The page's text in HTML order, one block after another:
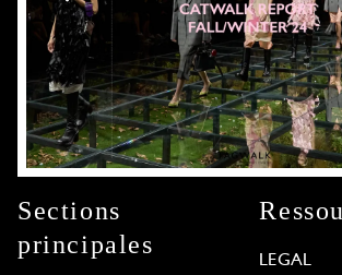
Sections
principales
LEGAL